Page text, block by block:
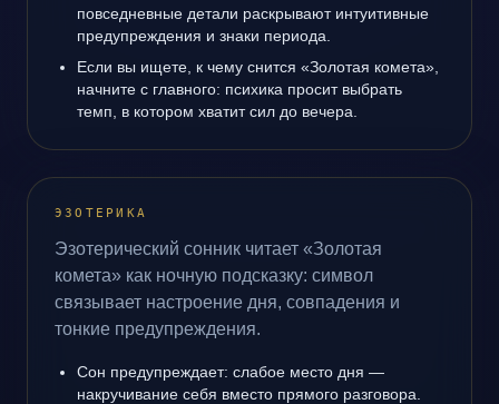
повседневные детали раскрывают интуитивные
предупреждения и знаки периода.
Если вы ищете, к чему снится «Золотая комета»,
начните с главного: психика просит выбрать
темп, в котором хватит сил до вечера.
ЭЗОТЕРИКА
Эзотерический сонник читает «Золотая
комета» как ночную подсказку: символ
связывает настроение дня, совпадения и
тонкие предупреждения.
Сон предупреждает: слабое место дня —
накручивание себя вместо прямого разговора.